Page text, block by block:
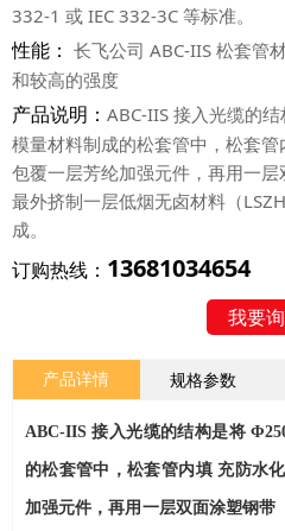
332-1 或 IEC 332-3C 等标准。
性能： 长飞公司 ABC-IIS 松套管
和较高的强度
产品说明： ABC-IIS 接入光缆的
模量材料制成的松套管中，松套
包覆一层芳纶加强元件，再用一层
最外挤制一层低烟无卤材料（
成。
订购热线： 13681034654
我要
产品详情 规格参数
ABC-IIS 接入光缆的结构是将
的松套管中，松套管内填 充防水
加强元件，再用一层双面涂塑钢带